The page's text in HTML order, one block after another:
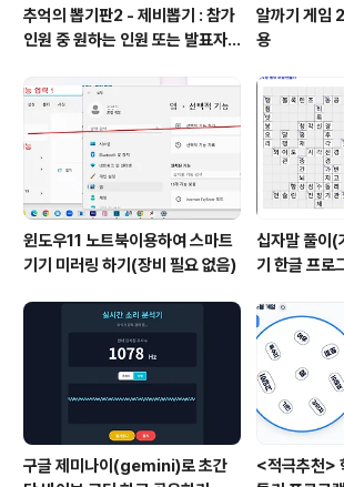
추억의 뽑기판2 - 제비뽑기 : 참가
인원 중 원하는 인원 또는 발표자
알까기 게임
용
윈도우11 노트북이용하여 스마트
기기 미러링 하기(장비 필요 없음)
십자말 풀이(
기 한글 프로
구글 제미나이(gemini)로 초간
<적극추천>